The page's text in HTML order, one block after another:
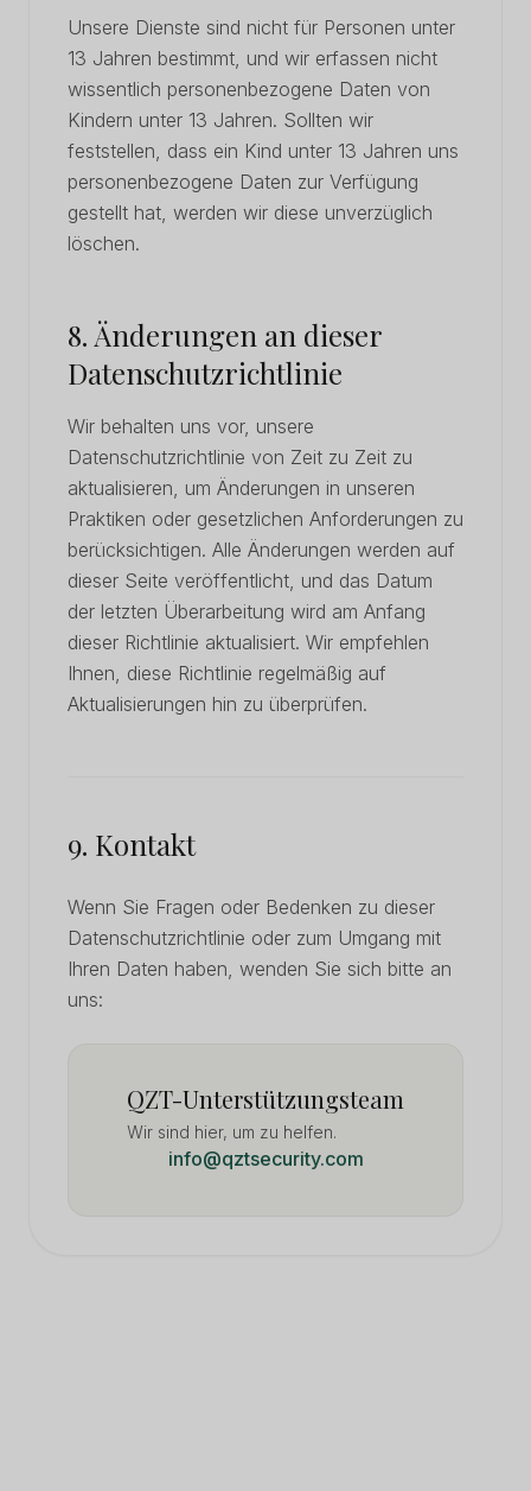
Unsere Dienste sind nicht für Personen unter
13 Jahren bestimmt, und wir erfassen nicht
wissentlich personenbezogene Daten von
Kindern unter 13 Jahren. Sollten wir
feststellen, dass ein Kind unter 13 Jahren uns
personenbezogene Daten zur Verfügung
gestellt hat, werden wir diese unverzüglich
löschen.
8. Änderungen an dieser
Datenschutzrichtlinie
Wir behalten uns vor, unsere
Datenschutzrichtlinie von Zeit zu Zeit zu
aktualisieren, um Änderungen in unseren
Praktiken oder gesetzlichen Anforderungen zu
berücksichtigen. Alle Änderungen werden auf
dieser Seite veröffentlicht, und das Datum
der letzten Überarbeitung wird am Anfang
dieser Richtlinie aktualisiert. Wir empfehlen
Ihnen, diese Richtlinie regelmäßig auf
Aktualisierungen hin zu überprüfen.
9. Kontakt
Wenn Sie Fragen oder Bedenken zu dieser
Datenschutzrichtlinie oder zum Umgang mit
Ihren Daten haben, wenden Sie sich bitte an
uns:
QZT-Unterstützungsteam
Wir sind hier, um zu helfen.
info@qztsecurity.com